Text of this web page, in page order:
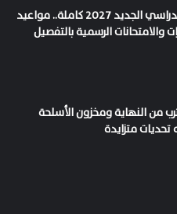
خريطة العام الدراسي الجديد 2027 كاملة.. مواعيد
والامتحانات الرسمية بالتفصيل
من النهاية ومخزون الأسلحة
تحديات متزايدة